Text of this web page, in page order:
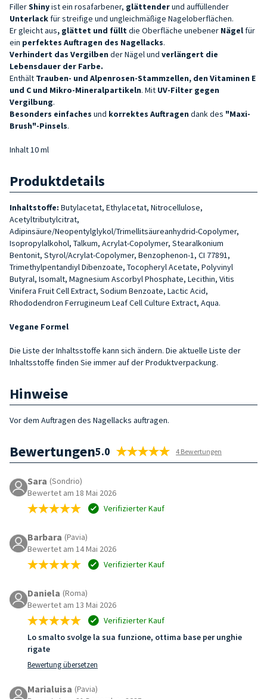
FillerShinyist ein rosafarbener, glättenderund auffüllender
Unterlack für streifige und ungleichmäßige Nageloberflächen.
Er gleicht aus, glättet und füllt die Oberfläche unebener Nägel für
ein perfektes Auftragen des Nagellacks.
Verhindert das Vergilben der Nägel und verlängert die
Lebensdauer der Farbe.
Enthält Trauben- und Alpenrosen-Stammzellen, den Vitaminen E
und C und Mikro-Mineralpartikeln. Mit UV-Filter gegen
Vergilbung.
Besonders einfaches und korrektes Auftragen dank des "Maxi-
Brush"-Pinsels.
Inhalt 10 ml
Produktdetails
Inhaltstoffe: Butylacetat, Ethylacetat, Nitrocellulose,
Acetyltributylcitrat,
Adipinsäure/Neopentylglykol/Trimellitsäureanhydrid-Copolymer,
Isopropylalkohol, Talkum, Acrylat-Copolymer, Stearalkonium
Bentonit, Styrol/Acrylat-Copolymer, Benzophenon-1, CI 77891,
Trimethylpentandiyl Dibenzoate, Tocopheryl Acetate, Polyvinyl
Butyral, Isomalt, Magnesium Ascorbyl Phosphate, Lecithin, Vitis
Vinifera Fruit Cell Extract, Sodium Benzoate, Lactic Acid,
Rhododendron Ferrugineum Leaf Cell Culture Extract, Aqua.
Vegane Formel
Die Liste der Inhaltsstoffe kann sich ändern. Die aktuelle Liste der
Inhaltsstoffe finden Sie immer auf der Produktverpackung.
Hinweise
Vor dem Auftragen des Nagellacks auftragen.
Bewertungen5.0 4 Bewertungen
Sara (Sondrio)
Bewertet am 18 Mai 2026
Verifizierter Kauf
Barbara (Pavia)
Bewertet am 14 Mai 2026
Verifizierter Kauf
Daniela (Roma)
Bewertet am 13 Mai 2026
Verifizierter Kauf
Lo smalto svolge la sua funzione, ottima base per unghie
rigate
Bewertung übersetzen
Marialuisa (Pavia)